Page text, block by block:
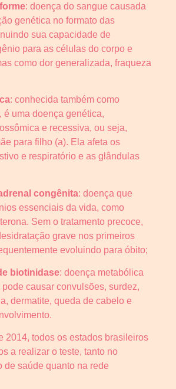
: doença do sangue causada
genética no formato das
sua capacidade de
para as células do corpo e
como dor generalizada, fraqueza
: conhecida também como
é uma doença genética,
e recessiva, ou seja,
para filho (a). Ela afeta os
e respiratório e as glândulas
congênita: doença que
essenciais da vida, como
Sem o tratamento precoce,
grave nos primeiros
evoluindo para óbito;
biotinidase: doença metabólica
causar convulsões, surdez,
dermatite, queda de cabelo e
2014, todos os estados brasileiros
a realizar o teste, tanto no
de saúde quanto na rede